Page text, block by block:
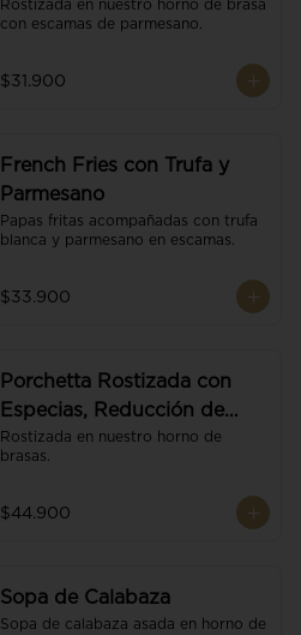
Vino
Rostizada en nuestro horno de brasa
con escamas de parmesano.
$31.900
French Fries con Trufa y
Parmesano
Papas fritas acompañadas con trufa
blanca y parmesano en escamas.
$33.900
Porchetta Rostizada con
Especias, Reducción de
Panela y Vino
Rostizada en nuestro horno de
brasas.
$44.900
Sopa de Calabaza
Sopa de calabaza asada en horno de